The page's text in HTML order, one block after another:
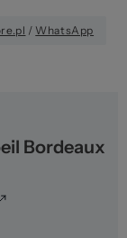
/ WhatsApp
Bordeaux